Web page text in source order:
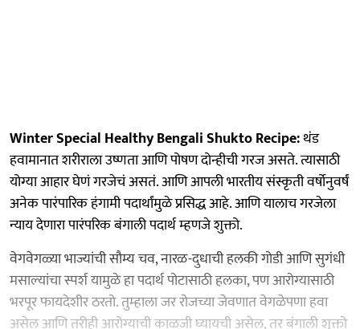
Winter Special Healthy Bengali Shukto Recipe:थंड
हवामानात शरीराला उष्णता आणि पोषण दोन्हीची गरज असते. त्यासाठी
योग्या आहार घेणं गरजेचं असतं. आणि आपली भारतीय संस्कृती वर्षोनुवर्षं
अनेक पारंपारिक हंगामी पदार्थांमुळे प्रसिद्ध आहे. आणि यालाच गरजेला
न्याय देणारा पारंपरिक बंगाली पदार्थ म्हणजे शुक्तो.
वेगवेगळ्या भाज्यांची सौम्य चव, नारळ-दुधाची हलकी गोडी आणि सुगंधी
मसाल्यांचा स्पर्श यामुळे हा पदार्थ पोटासाठी हलका, पण आरोग्यासाठी
भरपूर फायदेशीर ठरतो. तुम्हाला जर रोजच्या जेवणात वेगळेपणा हवा
असेल आणि तरीही आरोग्याची काळजी घ्यायची असेल, तर बंगाली शुक्तो